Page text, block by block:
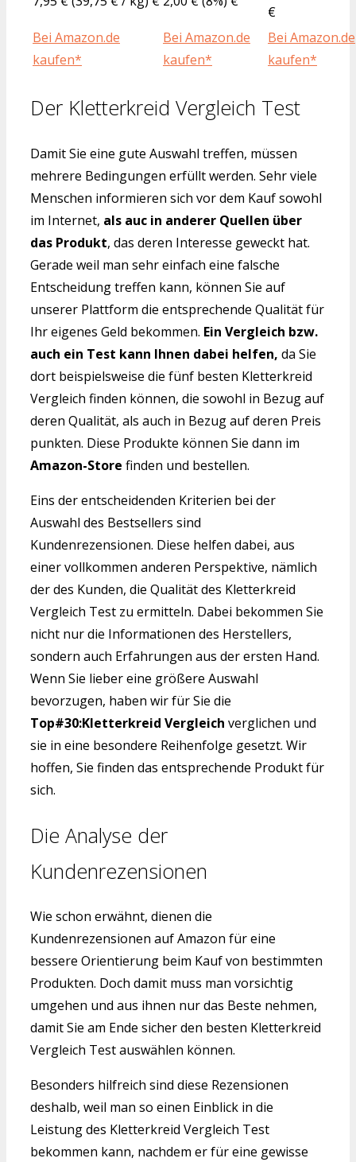
€
Bei Amazon.de
kaufen*
Bei Amazon.de
kaufen*
Bei Amazon.de
kaufen*
Der Kletterkreid Vergleich Test
Damit Sie eine gute Auswahl treffen, müssen
mehrere Bedingungen erfüllt werden. Sehr viele
Menschen informieren sich vor dem Kauf sowohl
im Internet, als auc in anderer Quellen über
das Produkt, das deren Interesse geweckt hat.
Gerade weil man sehr einfach eine falsche
Entscheidung treffen kann, können Sie auf
unserer Plattform die entsprechende Qualität für
Ihr eigenes Geld bekommen. Ein Vergleich bzw.
auch ein Test kann Ihnen dabei helfen, da Sie
dort beispielsweise die fünf besten Kletterkreid
Vergleich finden können, die sowohl in Bezug auf
deren Qualität, als auch in Bezug auf deren Preis
punkten. Diese Produkte können Sie dann im
Amazon-Store finden und bestellen.
Eins der entscheidenden Kriterien bei der
Auswahl des Bestsellers sind
Kundenrezensionen. Diese helfen dabei, aus
einer vollkommen anderen Perspektive, nämlich
der des Kunden, die Qualität des Kletterkreid
Vergleich Test zu ermitteln. Dabei bekommen Sie
nicht nur die Informationen des Herstellers,
sondern auch Erfahrungen aus der ersten Hand.
Wenn Sie lieber eine größere Auswahl
bevorzugen, haben wir für Sie die
Top#30:Kletterkreid Vergleich verglichen und
sie in eine besondere Reihenfolge gesetzt. Wir
hoffen, Sie finden das entsprechende Produkt für
sich.
Die Analyse der
Kundenrezensionen
Wie schon erwähnt, dienen die
Kundenrezensionen auf Amazon für eine
bessere Orientierung beim Kauf von bestimmten
Produkten. Doch damit muss man vorsichtig
umgehen und aus ihnen nur das Beste nehmen,
damit Sie am Ende sicher den besten Kletterkreid
Vergleich Test auswählen können.
Besonders hilfreich sind diese Rezensionen
deshalb, weil man so einen Einblick in die
Leistung des Kletterkreid Vergleich Test
bekommen kann, nachdem er für eine gewisse